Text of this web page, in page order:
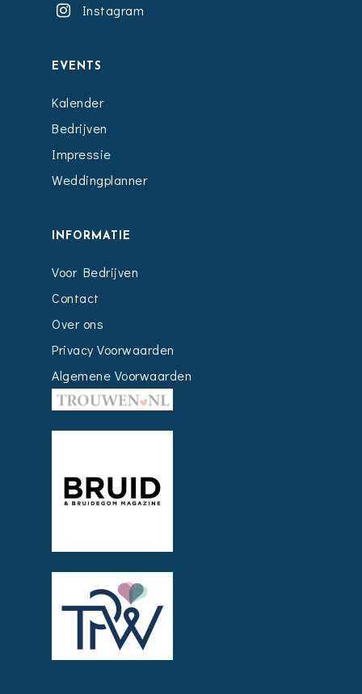
Instagram
EVENTS
Kalender
Bedrijven
Impressie
Weddingplanner
INFORMATIE
Voor Bedrijven
Contact
Over ons
Privacy Voorwaarden
Algemene Voorwaarden